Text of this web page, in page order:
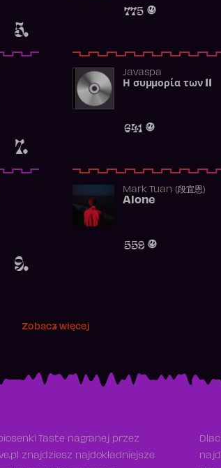
5.
775
7.
Javaspa
Η συμμορία των 11
641
9.
Mark Tuan (段宜恩)
Alone
559
Zobacz więcej
Taste nagranej przez
znajdziesz najdokładniejsze